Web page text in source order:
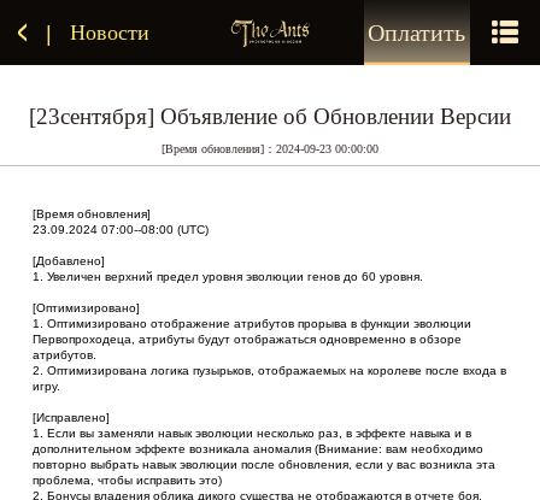
Оплатить
Новости
[23сентября] Объявление об Обновлении Версии
[Время обновления]：2024-09-23 00:00:00
[Время обновления]
23.09.2024 07:00--08:00 (UTC)
[Добавлено]
1. Увеличен верхний предел уровня эволюции генов до 60 уровня.
[Оптимизировано]
1. Оптимизировано отображение атрибутов прорыва в функции эволюции
Первопроходеца, атрибуты будут отображаться одновременно в обзоре
атрибутов.
2. Оптимизирована логика пузырьков, отображаемых на королеве после входа в
игру.
[Исправлено]
1. Если вы заменяли навык эволюции несколько раз, в эффекте навыка и в
дополнительном эффекте возникала аномалия (Внимание: вам необходимо
повторно выбрать навык эволюции после обновления, если у вас возникла эта
проблема, чтобы исправить это)
2. Бонусы владения облика дикого существа не отображаются в отчете боя.